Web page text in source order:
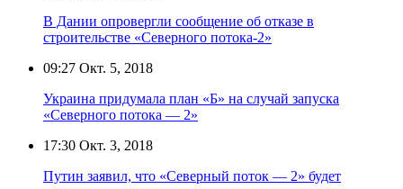
В Дании опровергли сообщение об отказе в
строительстве «Северного потока-2»
09:27 Окт. 5, 2018
Украина придумала план «Б» на случай запуска
«Северного потока — 2»
17:30 Окт. 3, 2018
Путин заявил, что «Северный поток — 2» будет